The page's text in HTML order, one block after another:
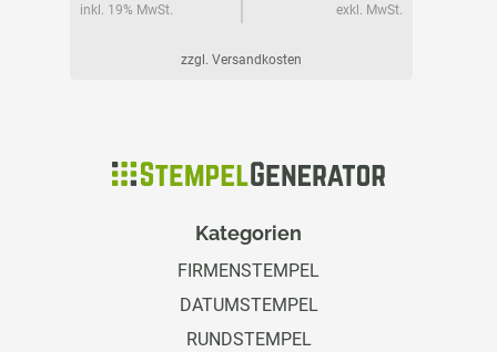
inkl. 19% MwSt. exkl. MwSt.
zzgl. Versandkosten
Kategorien
FIRMENSTEMPEL
DATUMSTEMPEL
RUNDSTEMPEL